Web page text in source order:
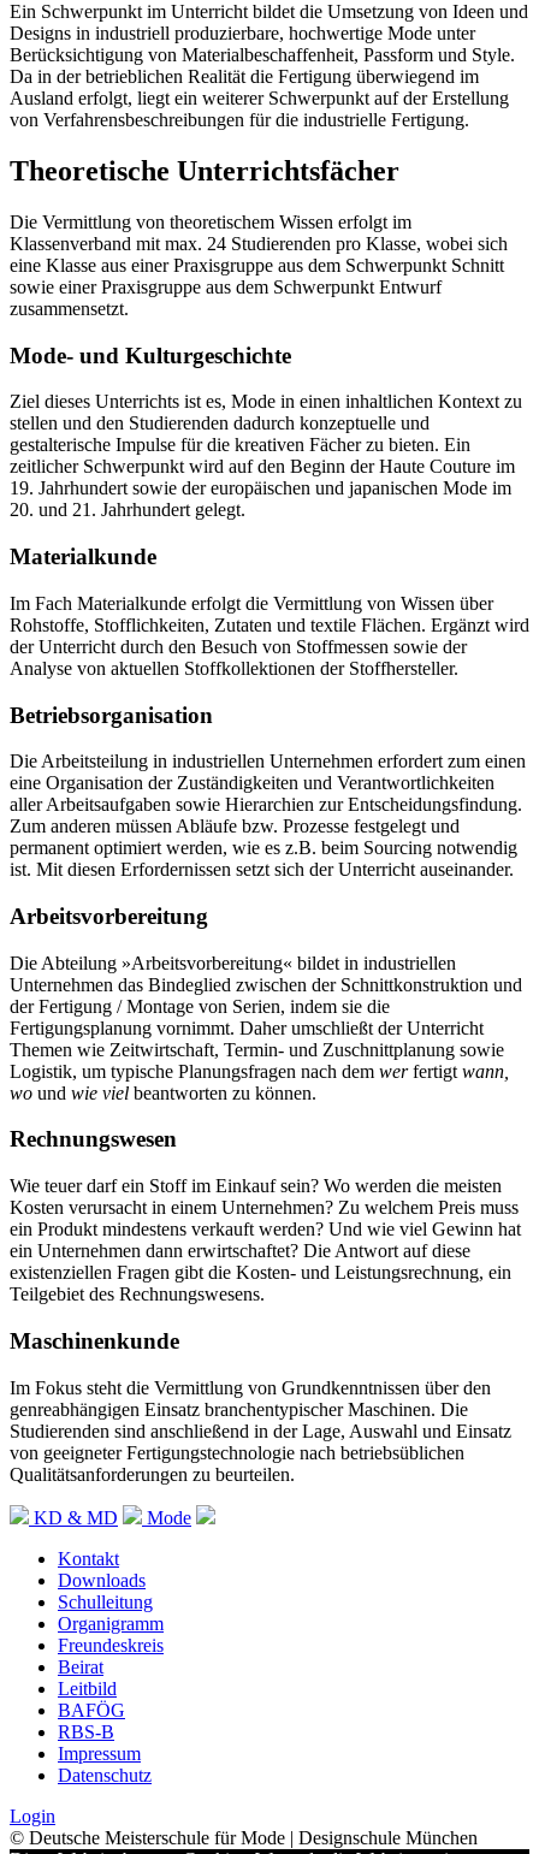
Ein Schwerpunkt im Unterricht bildet die Umsetzung von Ideen und
Designs in industriell produzierbare, hochwertige Mode unter
Berücksichtigung von Materialbeschaffenheit, Passform und Style.
Da in der betrieblichen Realität die Fertigung überwiegend im
Ausland erfolgt, liegt ein weiterer Schwerpunkt auf der Erstellung
von Verfahrensbeschreibungen für die industrielle Fertigung.
Theoretische Unterrichtsfächer
Die Vermittlung von theoretischem Wissen erfolgt im
Klassenverband mit max. 24 Studierenden pro Klasse, wobei sich
eine Klasse aus einer Praxisgruppe aus dem Schwerpunkt Schnitt
sowie einer Praxisgruppe aus dem Schwerpunkt Entwurf
zusammensetzt.
Mode- und Kulturgeschichte
Ziel dieses Unterrichts ist es, Mode in einen inhaltlichen Kontext zu
stellen und den Studierenden dadurch konzeptuelle und
gestalterische Impulse für die kreativen Fächer zu bieten. Ein
zeitlicher Schwerpunkt wird auf den Beginn der Haute Couture im
19. Jahrhundert sowie der europäischen und japanischen Mode im
20. und 21. Jahrhundert gelegt.
Materialkunde
Im Fach Materialkunde erfolgt die Vermittlung von Wissen über
Rohstoffe, Stofflichkeiten, Zutaten und textile Flächen. Ergänzt wird
der Unterricht durch den Besuch von Stoffmessen sowie der
Analyse von aktuellen Stoffkollektionen der Stoffhersteller.
Betriebsorganisation
Die Arbeitsteilung in industriellen Unternehmen erfordert zum einen
eine Organisation der Zuständigkeiten und Verantwortlichkeiten
aller Arbeitsaufgaben sowie Hierarchien zur Entscheidungsfindung.
Zum anderen müssen Abläufe bzw. Prozesse festgelegt und
permanent optimiert werden, wie es z.B. beim Sourcing notwendig
ist. Mit diesen Erfordernissen setzt sich der Unterricht auseinander.
Arbeitsvorbereitung
Die Abteilung »Arbeitsvorbereitung« bildet in industriellen
Unternehmen das Bindeglied zwischen der Schnittkonstruktion und
der Fertigung / Montage von Serien, indem sie die
Fertigungsplanung vornimmt. Daher umschließt der Unterricht
Themen wie Zeitwirtschaft, Termin- und Zuschnittplanung sowie
Logistik, um typische Planungsfragen nach dem werfertigt wann,
wo und wie viel beantworten zu können.
Rechnungswesen
Wie teuer darf ein Stoff im Einkauf sein? Wo werden die meisten
Kosten verursacht in einem Unternehmen? Zu welchem Preis muss
ein Produkt mindestens verkauft werden? Und wie viel Gewinn hat
ein Unternehmen dann erwirtschaftet? Die Antwort auf diese
existenziellen Fragen gibt die Kosten- und Leistungsrechnung, ein
Teilgebiet des Rechnungswesens.
Maschinenkunde
Im Fokus steht die Vermittlung von Grundkenntnissen über den
genreabhängigen Einsatz branchentypischer Maschinen. Die
Studierenden sind anschließend in der Lage, Auswahl und Einsatz
von geeigneter Fertigungstechnologie nach betriebsüblichen
Qualitätsanforderungen zu beurteilen.
KD & MD
Mode
Kontakt
Downloads
Schulleitung
Organigramm
Freundeskreis
Beirat
Leitbild
BAFÖG
RBS-B
Impressum
Datenschutz
Login
© Deutsche Meisterschule für Mode | Designschule München